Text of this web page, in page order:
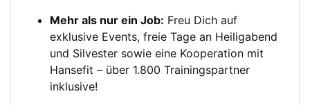
Mehr als nur ein Job: Freu Dich auf
exklusive Events, freie Tage an Heiligabend
und Silvester sowie eine Kooperation mit
Hansefit – über 1.800 Trainingspartner
inklusive!